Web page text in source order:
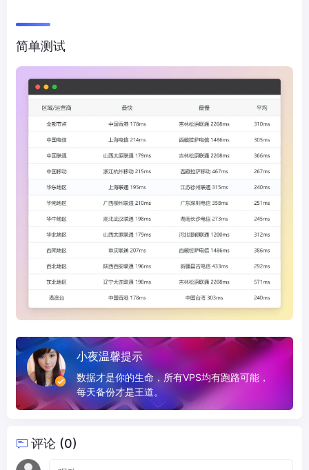
简单测试
小夜温馨提示
数据才是你的生命，所有VPS均有跑路可能，
每天备份才是王道。
评论 (0)